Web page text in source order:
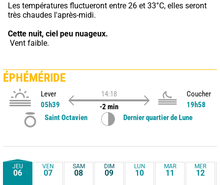
Les températures fluctueront entre 26 et 33°C, elles seront
très chaudes l'après-midi.
Cette nuit, ciel peu nuageux.
Vent faible.
ÉPHÉMÉRIDE
Lever
05h39
14:18
-2 min
Coucher
19h58
Saint Octavien
Dernier quartier de Lune
JEU
06
VEN
07
SAM
08
DIM
09
LUN
10
MAR
11
MER
12